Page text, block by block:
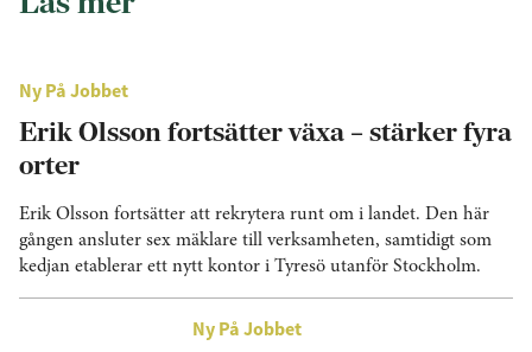
Ny På Jobbet
Erik Olsson fortsätter växa – stärker fyra
orter
Erik Olsson fortsätter att rekrytera runt om i landet. Den här
gången ansluter sex mäklare till verksamheten, samtidigt som
kedjan etablerar ett nytt kontor i Tyresö utanför Stockholm.
Ny På Jobbet